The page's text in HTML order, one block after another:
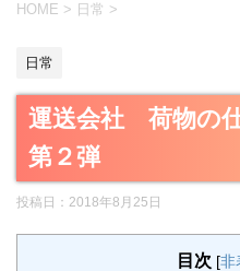
HOME > 日常 >
日常
運送会社 荷物の
第２弾
投稿日： 2018年8月25日
目次 [非